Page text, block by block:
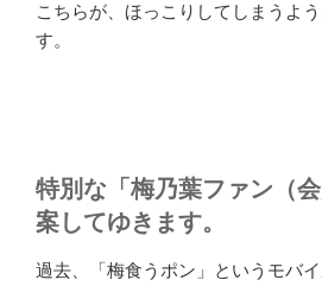
こちらが、ほっこりしてしまうよ
す。
特別な「梅乃葉ファン（
案してゆきます。
過去、「梅食うポン」というモバ